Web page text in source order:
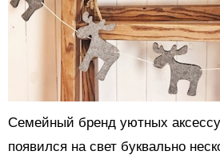
Семейный бренд уютных
появился на свет буквально